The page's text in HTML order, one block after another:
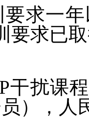
要求一
要求已
干扰课
），人